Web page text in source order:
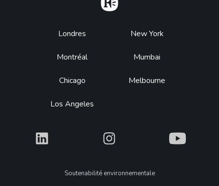
Footer
Londres
Montréal
Chicago
Los Angeles
New York
Mumbai
Melbourne
What What What
LegalSoutenabilité environnementale